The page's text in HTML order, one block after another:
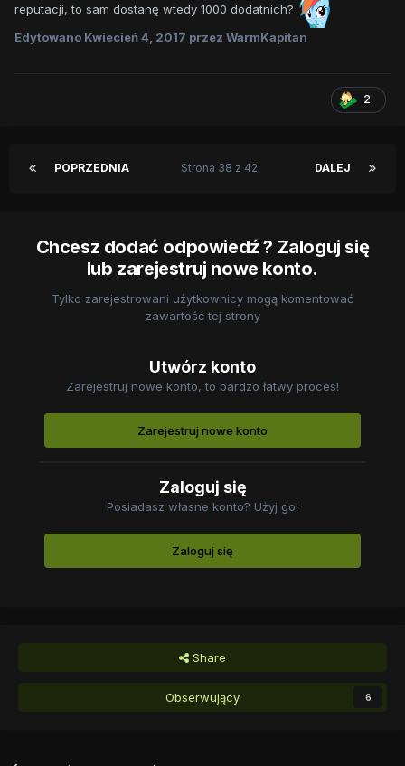
reputacji, to sam dostanę wtedy 1000 dodatnich?
Edytowano Kwiecień 4, 2017 przez WarmKapitan
2
POPRZEDNIA DALEJ
Strona 38 z 42
Chcesz dodać odpowiedź ? Zaloguj się
lub zarejestruj nowe konto.
Tylko zarejestrowani użytkownicy mogą komentować
zawartość tej strony
Utwórz konto
Zarejestruj nowe konto, to bardzo łatwy proces!
Zarejestruj nowe konto
Zaloguj się
Posiadasz własne konto? Użyj go!
Zaloguj się
Share
Obserwujący 6